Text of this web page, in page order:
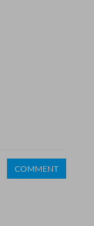
COMMENT